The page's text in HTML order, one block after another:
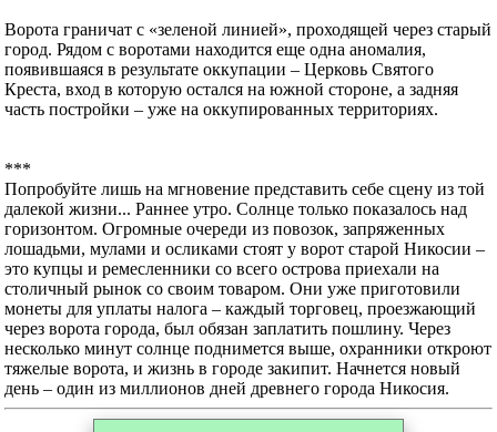
Ворота граничат с «зеленой линией», проходящей через старый
город. Рядом с воротами находится еще одна аномалия,
появившаяся в результате оккупации – Церковь Святого
Креста, вход в которую остался на южной стороне, а задняя
часть постройки – уже на оккупированных территориях.
***
Попробуйте лишь на мгновение представить себе сцену из той
далекой жизни... Раннее утро. Солнце только показалось над
горизонтом. Огромные очереди из повозок, запряженных
лошадьми, мулами и осликами стоят у ворот старой Никосии –
это купцы и ремесленники со всего острова приехали на
столичный рынок со своим товаром. Они уже приготовили
монеты для уплаты налога – каждый торговец, проезжающий
через ворота города, был обязан заплатить пошлину. Через
несколько минут солнце поднимется выше, охранники откроют
тяжелые ворота, и жизнь в городе закипит. Начнется новый
день – один из миллионов дней древнего города Никосия.